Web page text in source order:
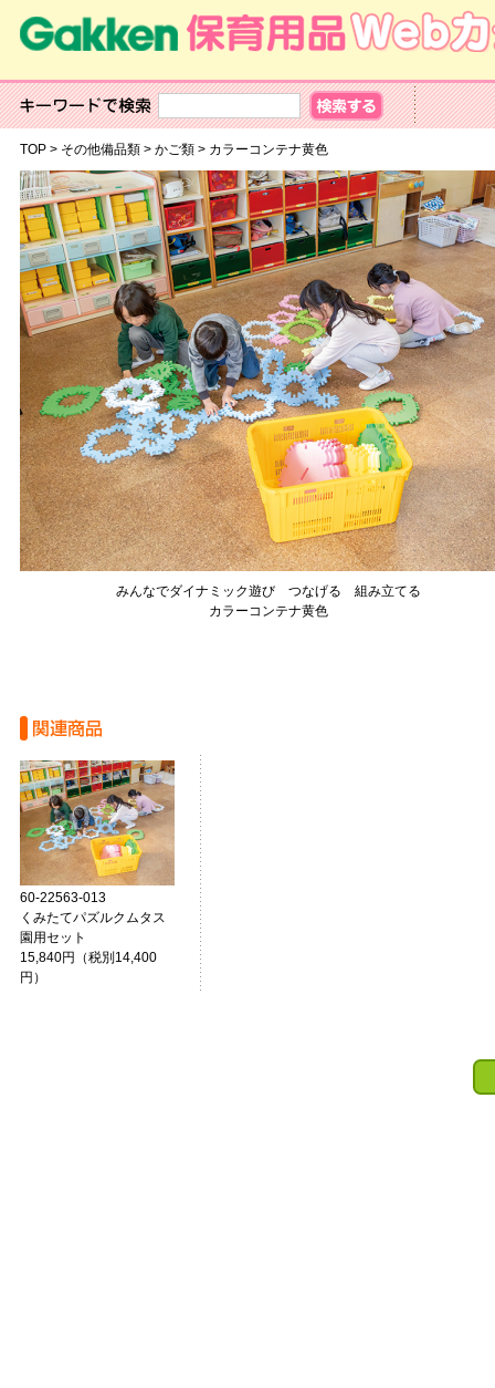
TOP> その他備品類> かご類> カラーコンテナ黄色
みんなでダイナミック遊び つなげる 組み立てる
カラーコンテナ黄色
60-22563-013
くみたてパズルクムタス
園用セット
15,840円（税別14,400
円）